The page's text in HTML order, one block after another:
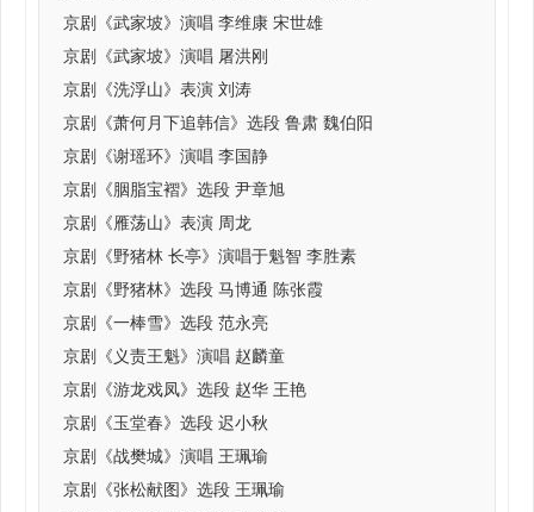
京剧《武家坡》演唱 李维康 宋世雄
京剧《武家坡》演唱 屠洪刚
京剧《洗浮山》表演 刘涛
京剧《萧何月下追韩信》选段 鲁肃 魏伯阳
京剧《谢瑶环》演唱 李国静
京剧《胭脂宝褶》选段 尹章旭
京剧《雁荡山》表演 周龙
京剧《野猪林 长亭》演唱于魁智 李胜素
京剧《野猪林》选段 马博通 陈张霞
京剧《一棒雪》选段 范永亮
京剧《义责王魁》演唱 赵麟童
京剧《游龙戏凤》选段 赵华 王艳
京剧《玉堂春》选段 迟小秋
京剧《战樊城》演唱 王珮瑜
京剧《张松献图》选段 王珮瑜